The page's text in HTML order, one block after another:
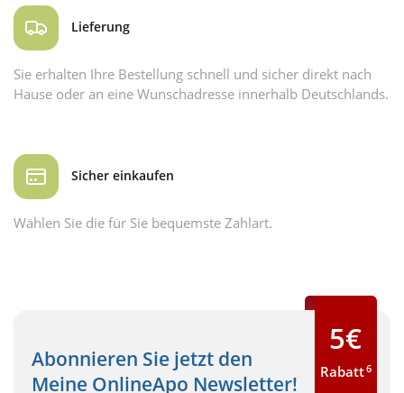
Lieferung
Sie erhalten Ihre Bestellung schnell und sicher direkt nach
Hause oder an eine Wunschadresse innerhalb Deutschlands.
Sicher einkaufen
Wählen Sie die für Sie bequemste Zahlart.
Abonnieren Sie jetzt den
Meine OnlineApo Newsletter!
5€
Rabatt6